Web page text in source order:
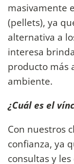
masivamente
(pellets), ya
alternativa a
interesa
producto más
ambiente.
¿Cuál es el
Con nuestros
confianza, ya
consultas y